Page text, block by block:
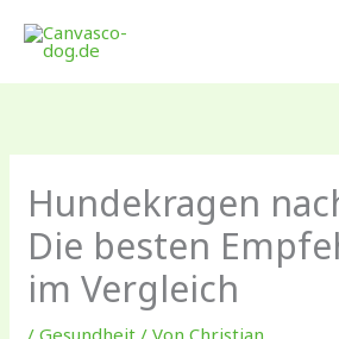
Inhalt
Hundekragen
Die besten
im Vergleich
/Gesundheit / VonChristian